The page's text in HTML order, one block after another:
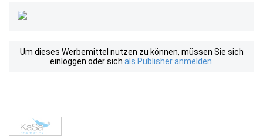
Um dieses Werbemittel nutzen zu können, müssen Sie sich
einloggen oder sich als Publisher anmelden